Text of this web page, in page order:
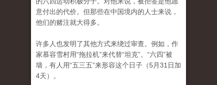
意付出的代价。但那些在中国境内的人士来说，
他们的赌注就大得多。
许多人也发明了其他方式来绕过审查。例如，作
家慕容雪村用“拖拉机”来代替“坦克”。“六四”被
墙，有人用“五三五”来形容这个日子（5月31日加
4天）。